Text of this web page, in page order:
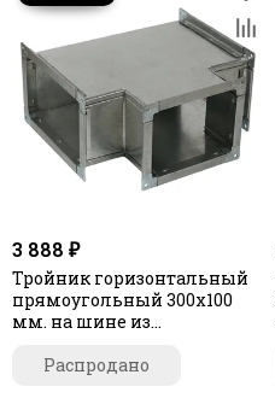
3 888 ₽
Тройник горизонтальный
прямоугольный 300х100
мм. на шине из
Распродано